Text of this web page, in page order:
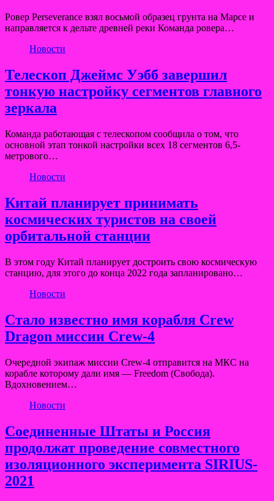
Ровер Perseverance взял восьмой образец грунта на Марсе и
направляется к дельте древней реки Команда ровера…
Новости
Телескоп Джеймс Уэбб завершил
тонкую настройку сегментов главного
зеркала
Команда работающая с телескопом сообщила о том, что
основной этап тонкой настройки всех 18 сегментов 6,5-
метрового…
Новости
Китай планирует принимать
космических туристов на своей
орбитальной станции
В этом году Китай планирует достроить свою космическую
станцию, для этого до конца 2022 года запланировано…
Новости
Стало известно имя корабля Crew
Dragon миссии Crew-4
Очередной экипаж миссии Crew-4 отправится на МКС на
корабле которому дали имя — Freedom (Свобода).
Вдохновением…
Новости
Соединенные Штаты и Россия
продолжат проведение совместного
изоляционного эксперимента SIRIUS-
2021